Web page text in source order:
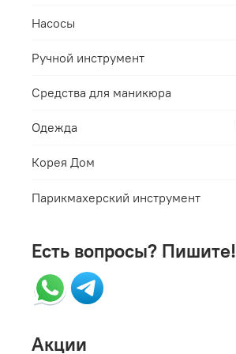
Насосы
Ручной инструмент
Средства для маникюра
Одежда
Корея Дом
Парикмахерский инструмент
Есть вопросы? Пишите!
Акции